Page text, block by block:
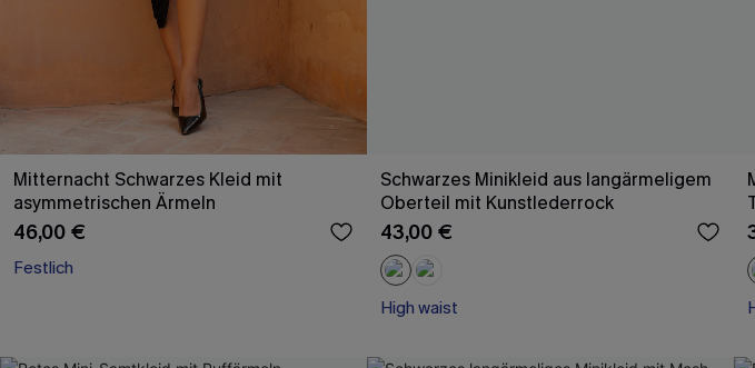
Mitternacht Schwarzes Kleid mit
asymmetrischen Ärmeln
46,00 €
Festlich
Schwarzes Minikleid aus langärmeligem
Oberteil mit Kunstlederrock
43,00 €
High waist